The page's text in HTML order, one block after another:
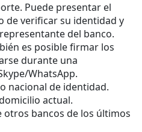
Puede presentar el
de verificar su identidad y
del banco.
es posible firmar los
durante una
WhatsApp.
nacional de identidad.
actual.
otros bancos de los últimos